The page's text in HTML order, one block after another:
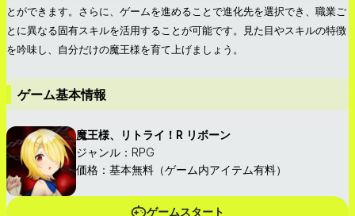
とができます。さらに、ゲームを進めることで進化先を選択でき、職業ご
とに異なる固有スキルを活用することが可能です。見た目やスキルの特徴
を吟味し、自分だけの魔王様を育て上げましょう。
ゲーム基本情報
魔王様、リトライ！R リボーン
ジャンル：RPG
価格：基本無料（ゲーム内アイテム有料）
ゲームスタート